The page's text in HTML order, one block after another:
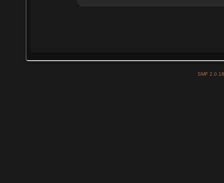
SMF 2.0.18